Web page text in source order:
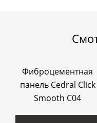
Фиброцементная
панель Cedral Click
Smooth C04